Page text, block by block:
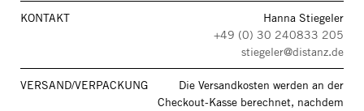
KONTAKT
Hanna Stiegeler
+49 (0) 30 240833 205
stiegeler@distanz.de
VERSAND/VERPACKUNG
Die Versandkosten werden an der
Checkout-Kasse berechnet, nachdem